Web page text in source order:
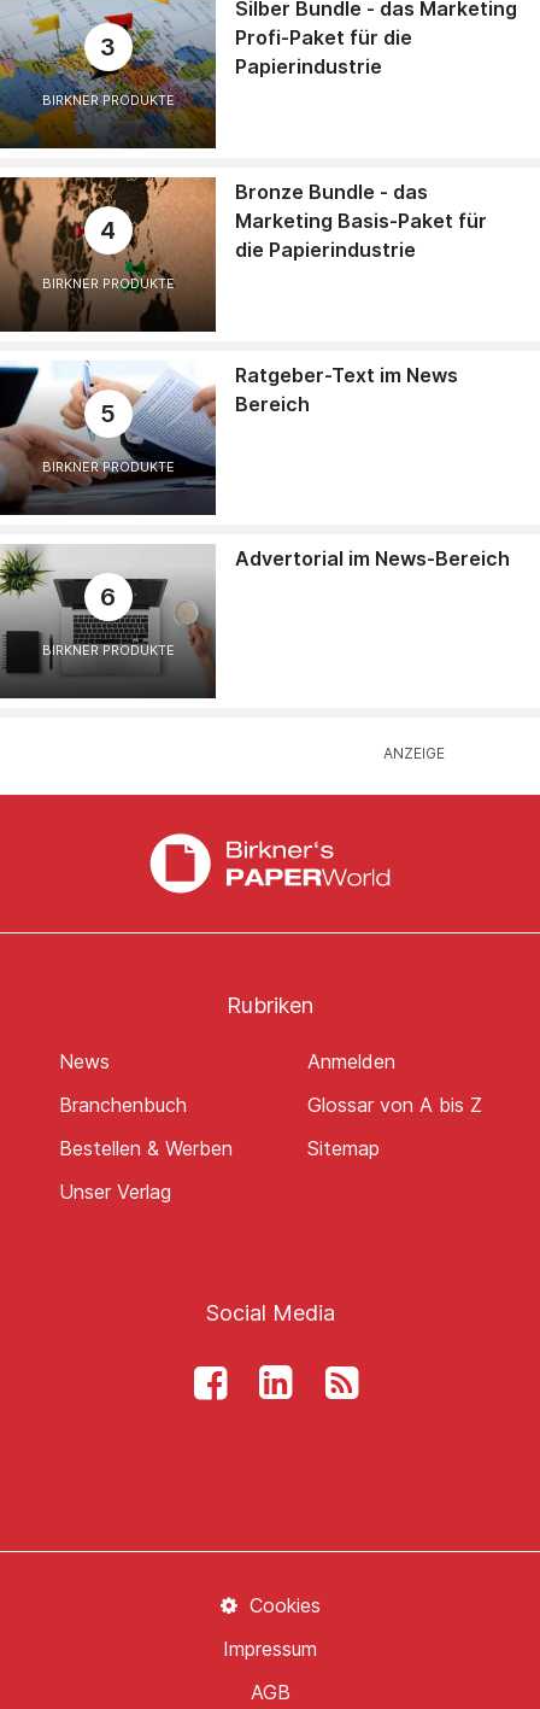
3
BIRKNER PRODUKTE
Silber Bundle - das Marketing
Profi-Paket für die
Papierindustrie
4
BIRKNER PRODUKTE
Bronze Bundle - das
Marketing Basis-Paket für
die Papierindustrie
5
BIRKNER PRODUKTE
Ratgeber-Text im News
Bereich
6
BIRKNER PRODUKTE
Advertorial im News-Bereich
Rubriken
News
Branchenbuch
Bestellen & Werben
Unser Verlag
Anmelden
Glossar von A bis Z
Sitemap
Social Media
AGB
Impressum
Cookies